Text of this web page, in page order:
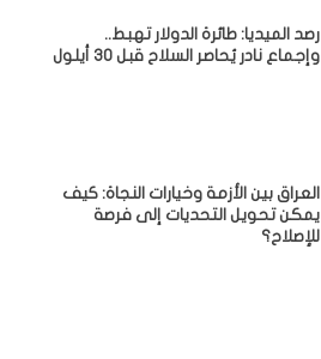
رصد الميديا: طائرة الدولار تهبط..
وإجماع نادر يُحاصر السلاح قبل 30 أيلول
العراق بين الأزمة وخيارات النجاة: كيف
يمكن تحويل التحديات إلى فرصة
للإصلاح؟